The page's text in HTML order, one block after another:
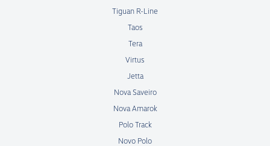
Tiguan R-Line
Taos
Tera
Virtus
Jetta
Nova Saveiro
Nova Amarok
Polo Track
Novo Polo